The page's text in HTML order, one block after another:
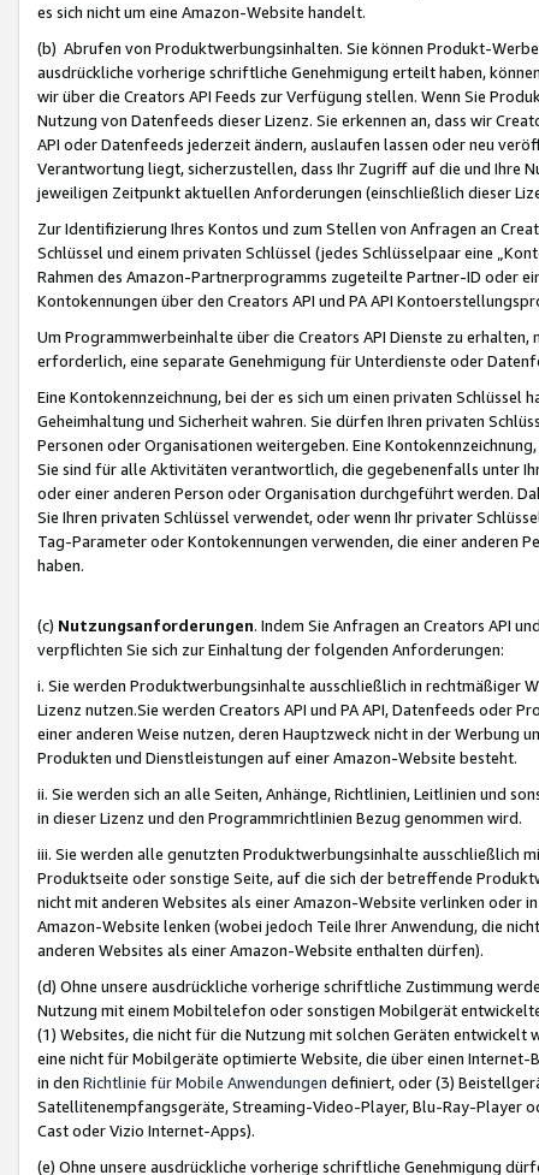
es sich nicht um eine Amazon-Website handelt.
(b) Abrufen von Produktwerbungsinhalten. Sie können Produkt-
ausdrückliche vorherige schriftliche Genehmigung erteilt haben,
wir über die Creators API Feeds zur Verfügung stellen. Wenn Sie
Nutzung von Datenfeeds dieser Lizenz. Sie erkennen an, dass wir
API oder Datenfeeds jederzeit ändern, auslaufen lassen oder neu
Verantwortung liegt, sicherzustellen, dass Ihr Zugriff auf die und Ihre
jeweiligen Zeitpunkt aktuellen Anforderungen (einschließlich dieser
Zur Identifizierung Ihres Kontos und zum Stellen von Anfragen an
Schlüssel und einem privaten Schlüssel (jedes Schlüsselpaar eine
Rahmen des Amazon-Partnerprogramms zugeteilte Partner-ID oder
Kontokennungen über den Creators API und PA API
Um Programmwerbeinhalte über die Creators API Dienste zu
erforderlich, eine separate Genehmigung für Unterdienste oder
Eine Kontokennzeichnung, bei der es sich um einen privaten
Geheimhaltung und Sicherheit wahren. Sie dürfen Ihren privaten
Personen oder Organisationen weitergeben. Eine
Sie sind für alle Aktivitäten verantwortlich, die gegebenenfalls unter
oder einer anderen Person oder Organisation durchgeführt werden.
Sie Ihren privaten Schlüssel verwendet, oder wenn Ihr privater
Tag-Parameter oder Kontokennungen verwenden, die einer anderen
haben.
(c) Nutzungsanforderungen. Indem Sie Anfragen an Creators API
verpflichten Sie sich zur Einhaltung der folgenden Anforderungen:
i. Sie werden Produktwerbungsinhalte ausschließlich in rechtmäßiger
Lizenz nutzen.Sie werden Creators API und PA API, Datenfeeds oder
einer anderen Weise nutzen, deren Hauptzweck nicht in der Werbung
Produkten und Dienstleistungen auf einer Amazon-Website besteht.
ii. Sie werden sich an alle Seiten, Anhänge, Richtlinien, Leitlinien und
in dieser Lizenz und den Programmrichtlinien Bezug genommen wird.
iii. Sie werden alle genutzten Produktwerbungsinhalte ausschließlich
Produktseite oder sonstige Seite, auf die sich der betreffende
nicht mit anderen Websites als einer Amazon-Website verlinken oder
Amazon-Website lenken (wobei jedoch Teile Ihrer Anwendung, die
anderen Websites als einer Amazon-Website enthalten dürfen).
(d) Ohne unsere ausdrückliche vorherige schriftliche Zustimmung
Nutzung mit einem Mobiltelefon oder sonstigen Mobilgerät
(1) Websites, die nicht für die Nutzung mit solchen Geräten
eine nicht für Mobilgeräte optimierte Website, die über einen
in den Richtlinie für Mobile Anwendungen definiert, oder (3)
Satellitenempfangsgeräte, Streaming-Video-Player, Blu-Ray-Player
Cast oder Vizio Internet-Apps).
(e) Ohne unsere ausdrückliche vorherige schriftliche Genehmigung